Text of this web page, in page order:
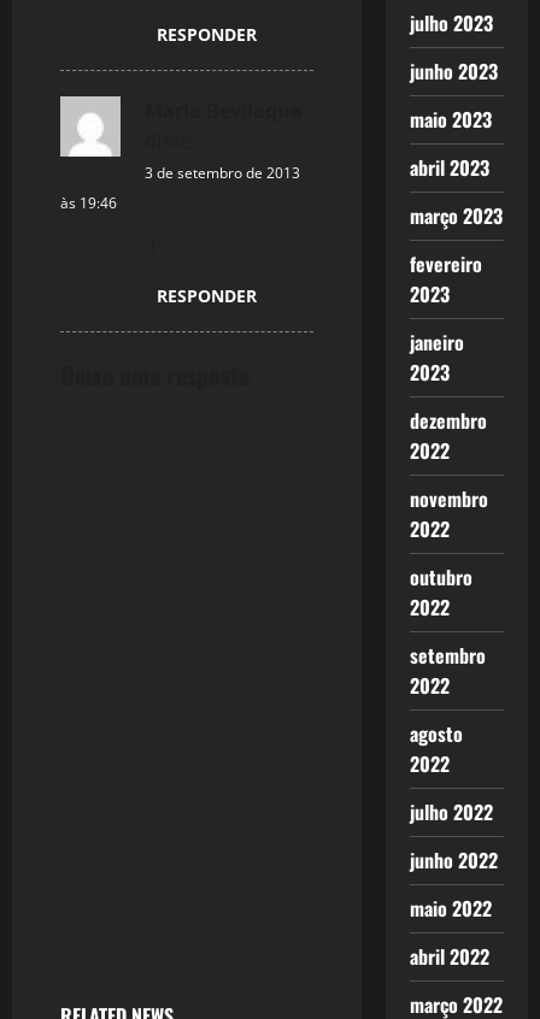
RESPONDER
3 de setembro de 2013
às 19:46
RESPONDER
julho 2023
junho 2023
maio 2023
abril 2023
março 2023
fevereiro
2023
janeiro
2023
dezembro
2022
novembro
2022
outubro
2022
setembro
2022
agosto
2022
julho 2022
junho 2022
maio 2022
abril 2022
março 2022